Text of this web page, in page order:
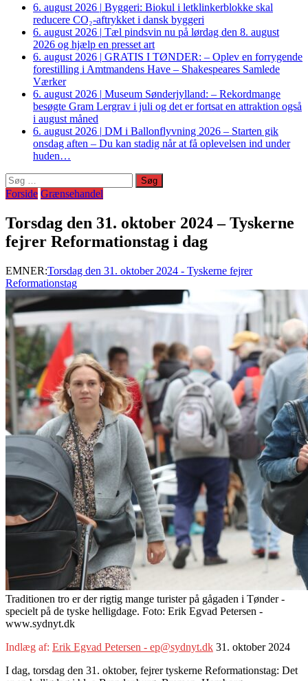
6. august 2026 | Byggeri: Biokul i letklinkerblokke skal
reducere CO₂-aftrykket i dansk byggeri
6. august 2026 | Tæl pindsvin nu på lørdag den 8. august
2026 og hjælp en presset art
6. august 2026 | GRATIS I TØNDER: – Oplev en forrygende
forestilling i Amtmandens Have – Shakespeares Samlede
Værker
6. august 2026 | Museum Sønderjylland: – Rekordmange
besøgte Gram Lergrav i juli og det er fortsat en attraktion også
i august måned
6. august 2026 | DM i Ballonflyvning 2026 – Starten gik
onsdag aften – Du kan stadig når at få oplevelsen ind under
huden…
Søg
efter:
Forside Grænsehandel
Torsdag den 31. oktober 2024 – Tyskerne
fejrer Reformationstag i dag
EMNER:Torsdag den 31. oktober 2024 - Tyskerne fejrer
Reformationstag
Traditionen tro er der rigtig mange turister på gågaden i Tønder -
specielt på de tyske helligdage. Foto: Erik Egvad Petersen -
www.sydnyt.dk
Indlæg af: Erik Egvad Petersen - ep@sydnyt.dk 31. oktober 2024
I dag, torsdag den 31. oktober, fejrer tyskerne Reformationstag: Det